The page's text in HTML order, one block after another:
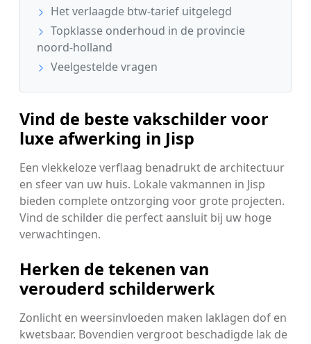
Het verlaagde btw-tarief uitgelegd
Topklasse onderhoud in de provincie
noord-holland
Veelgestelde vragen
Vind de beste vakschilder voor
luxe afwerking in Jisp
Een vlekkeloze verflaag benadrukt de architectuur
en sfeer van uw huis. Lokale vakmannen in Jisp
bieden complete ontzorging voor grote projecten.
Vind de schilder die perfect aansluit bij uw hoge
verwachtingen.
Herken de tekenen van
verouderd schilderwerk
Zonlicht en weersinvloeden maken laklagen dof en
kwetsbaar. Bovendien vergroot beschadigde lak de